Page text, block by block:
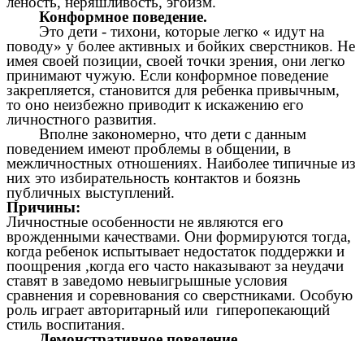
Конформное поведение.
Это дети - тихони, которые легко « идут на
поводу» у более активных и бойких сверстников. Не
имея своей позиции, своей точки зрения, они легко
принимают чужую. Если конформное поведение
закрепляется, становится для ребенка привычным,
то оно неизбежно приводит к искажению его
личностного развития.
Вполне закономерно, что дети с данным
поведением имеют проблемы в общении, в
межличностных отношениях. Наиболее типичные из
них это избирательность контактов и боязнь
публичных выступлений.
Причины:
Личностные особенности не являются его
врожденными качествами. Они формируются тогда,
когда ребенок испытывает недостаток поддержки и
поощрения ,когда его часто наказывают за неудачи
ставят в заведомо невыигрышные условия
сравнения и соревнования со сверстниками. Особую
роль играет авторитарный или гиперопекающий
стиль воспитания.